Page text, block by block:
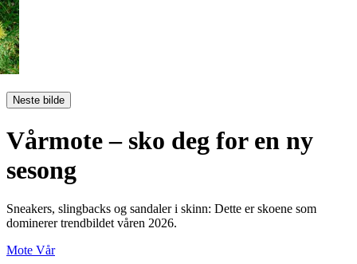
Neste bilde
Vårmote – sko deg for en ny
sesong
Sneakers, slingbacks og sandaler i skinn: Dette er skoene som
dominerer trendbildet våren 2026.
Mote Vår